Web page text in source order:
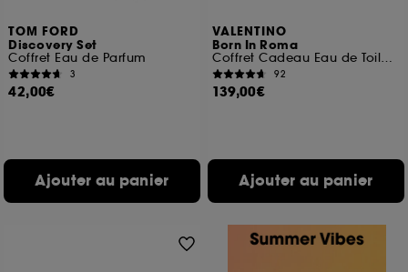
TOM FORD
Discovery Set
Coffret Eau de Parfum
3
42,00€
Ajouter au panier
VALENTINO
Born In Roma
Coffret Cadeau Eau de Toilette Boisée Aromatique pour Homme
92
139,00€
Ajouter au panier